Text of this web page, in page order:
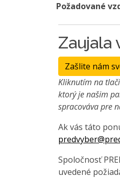
Požadované
Zaujala
Zašlite nám
Kliknutím na
ktorý je našim
spracováva pre
Ak vás táto
Spoločnosť
uvedené